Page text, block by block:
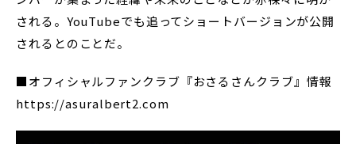
される。YouTubeでも追ってショートバージョンが公開
されるとのことだ。
■オフィシャルファンクラブ『おさるさんクラブ』情報
https://asuralbert2.com